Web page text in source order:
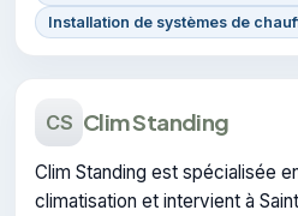
Installation de systèmes de
CS Clim Standing
Clim Standing est spécialisée
climatisation et intervient à